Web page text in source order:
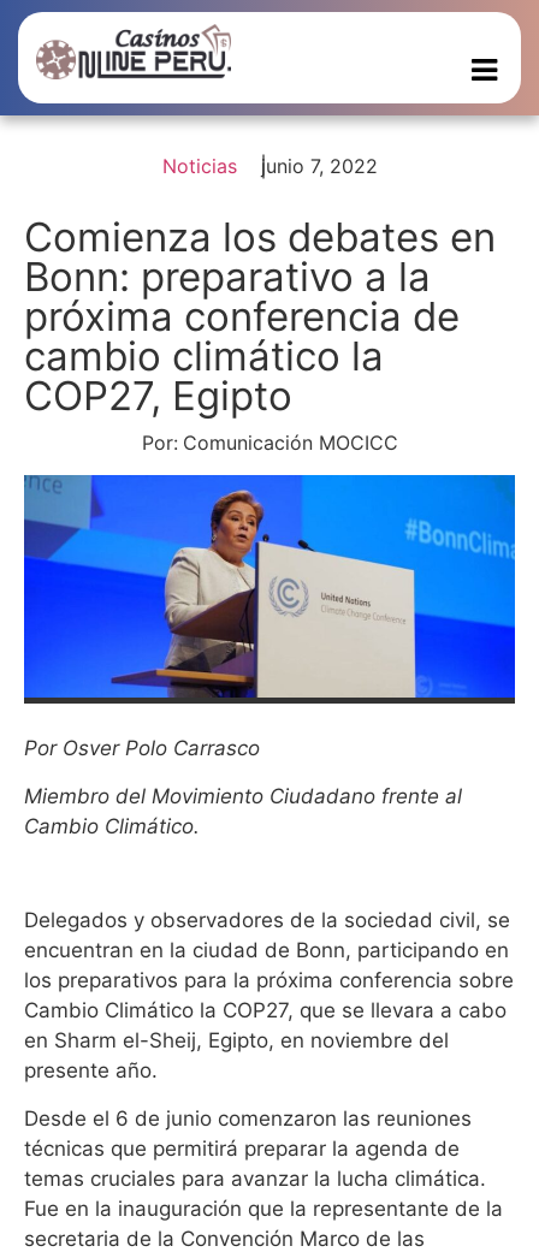
Noticias junio 7, 2022
Comienza los debates en
Bonn: preparativo a la
próxima conferencia de
cambio climático la
COP27, Egipto
Por: Comunicación MOCICC
Por Osver Polo Carrasco
Miembro del Movimiento Ciudadano frente al
Cambio Climático.
Delegados y observadores de la sociedad civil, se
encuentran en la ciudad de Bonn, participando en
los preparativos para la próxima conferencia sobre
Cambio Climático la COP27, que se llevara a cabo
en Sharm el-Sheij, Egipto, en noviembre del
presente año.
Desde el 6 de junio comenzaron las reuniones
técnicas que permitirá preparar la agenda de
temas cruciales para avanzar la lucha climática.
Fue en la inauguración que la representante de la
secretaria de la Convención Marco de las